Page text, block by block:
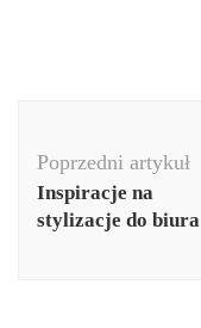
wpisu
Poprzedni artykuł
Inspiracje na
stylizacje do biura